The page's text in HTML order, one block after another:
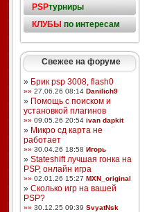
PSPтурниры
КЛУБЫ по интересам
Свежее на форуме
» Брик psp 3008, flash0
»» 27.06.26 08:14 Danilich9
» Помощь с поиском и
установкой плагинов
»» 09.05.26 20:54 ivan dapkit
» Микро сд карта не
работает
»» 30.04.26 18:58 Игорь
» Stateshift лучшая гонка на
PSP, онлайн игра
»» 02.01.26 15:27 MXN_original
» Сколько игр на вашей
PSP?
»» 30.12.25 09:39 SvyatNsk